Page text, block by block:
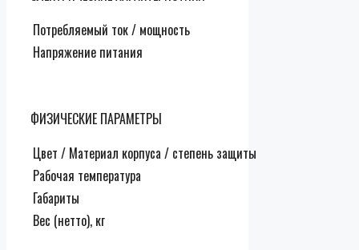
Потребляемый ток / мощность
Напряжение питания
ФИЗИЧЕСКИЕ ПАРАМЕТРЫ
Цвет / Материал корпуса / степень защиты
Рабочая температура
Габариты
Вес (нетто), кг